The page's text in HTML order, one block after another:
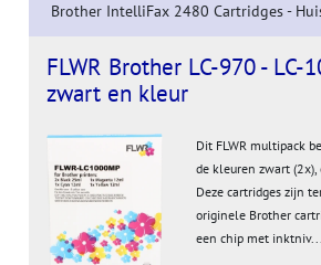
Brother IntelliFax 2480 Cartridges -
FLWR Brother LC-970 - LC-
zwart en kleur
Dit FLWR multipack
de kleuren zwart (2x),
Deze cartridges zijn
originele Brother
een chip met inktniv...